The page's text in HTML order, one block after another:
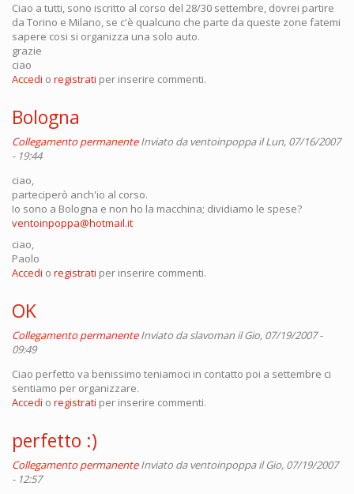
Ciao a tutti, sono iscritto al corso del 28/30 settembre, dovrei partire
da Torino e Milano, se c'è qualcuno che parte da queste zone fatemi
sapere cosi si organizza una solo auto.
grazie
ciao
Accedi o registrati per inserire commenti.
Bologna
Collegamento permanente Inviato daventoinpoppail Lun, 07/16/2007
- 19:44
ciao,
parteciperò anch'io al corso.
Io sono a Bologna e non ho la macchina; dividiamo le spese?
ventoinpoppa@hotmail.it
ciao,
Paolo
Accedi o registrati per inserire commenti.
OK
Collegamento permanente Inviato daslavoman il Gio, 07/19/2007 -
09:49
Ciao perfetto va benissimo teniamoci in contatto poi a settembre ci
sentiamo per organizzare.
Accedi o registrati per inserire commenti.
perfetto :)
Collegamento permanente Inviato daventoinpoppail Gio, 07/19/2007
- 12:57